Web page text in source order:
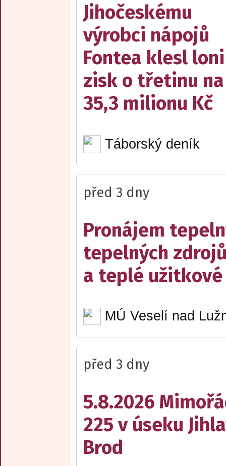
Jihočeskému
výrobci nápojů
Fontea klesl loni
zisk o třetinu na
35,3 milionu Kč
Táborský deník
před 3 dny
Pronájem
tepelných
a teplé užitkové
MÚ Veselí nad
před 3 dny
5.8.2026
225 v úseku
Brod